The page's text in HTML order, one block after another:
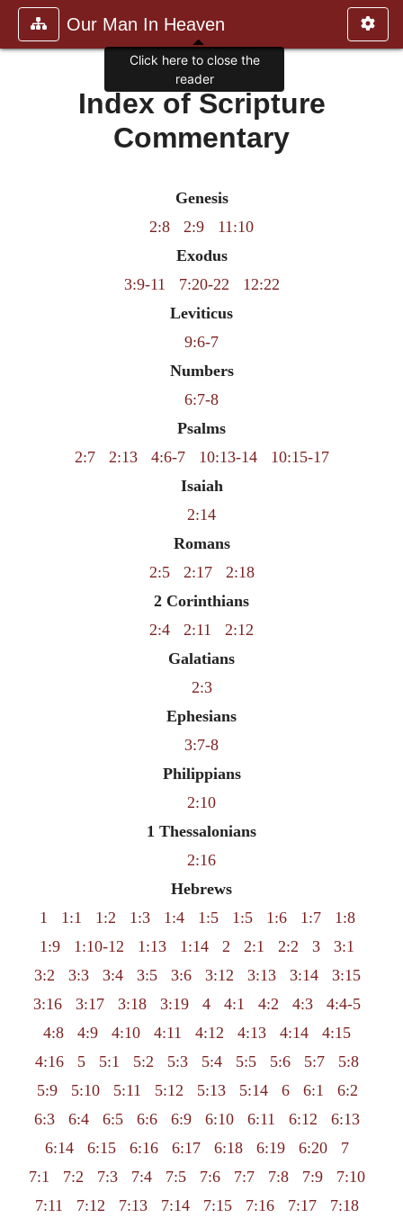
Our Man In Heaven
Index of Scripture
Commentary
Genesis
2:8
2:9
11:10
Exodus
3:9-11
7:20-22
12:22
Leviticus
9:6-7
Numbers
6:7-8
Psalms
2:7
2:13 4:6-7 10:13-14
10:15-17
Isaiah
2:14
Romans
2:5
2:17
2:18
2 Corinthians
2:4
2:11
2:12
Galatians
2:3
Ephesians
3:7-8
Philippians
2:10
1 Thessalonians
2:16
Hebrews
1
1:1 1:2 1:3 1:4 1:5 1:5 1:6 1:7
1:8
1:9
1:10-12 1:13 1:14 2 2:1 2:2 3
3:1
3:2
3:3 3:4 3:5 3:6 3:12 3:13 3:14
3:15
3:16
3:17 3:18 3:19 4 4:1 4:2 4:3
4:4-5
4:8
4:9 4:10 4:11 4:12 4:13 4:14
4:15
4:16
5 5:1 5:2 5:3 5:4 5:5 5:6 5:7
5:8
5:9
5:10 5:11 5:12 5:13 5:14 6 6:1
6:2
6:3
6:4 6:5 6:6 6:9 6:10 6:11 6:12
6:13
6:14
6:15 6:16 6:17 6:18 6:19 6:20
7
7:1
7:2 7:3 7:4 7:5 7:6 7:7 7:8 7:9
7:10
7:11
7:12 7:13 7:14 7:15 7:16 7:17
7:18
Click here to close the
reader